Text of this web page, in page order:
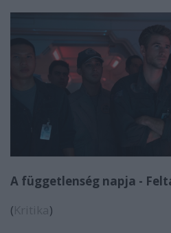
A függetlenség napja -
(
)